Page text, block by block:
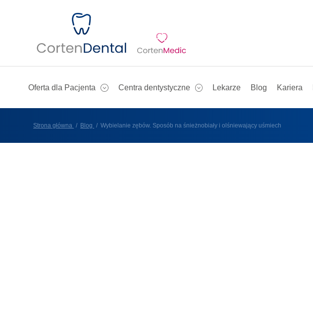
Oferta dla Pacjenta Centra dentystyczne Lekarze Blog Kariera
Strona główna Blog Wybielanie zębów. Sposób na śnieżnobiały i olśniewający uśmiech